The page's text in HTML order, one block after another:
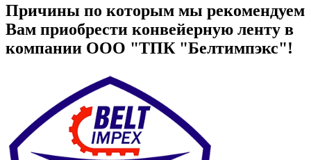
Причины по которым мы рекомендуем
Вам приобрести конвейерную ленту в
компании ООО "ТПК "Белтимпэкс"!